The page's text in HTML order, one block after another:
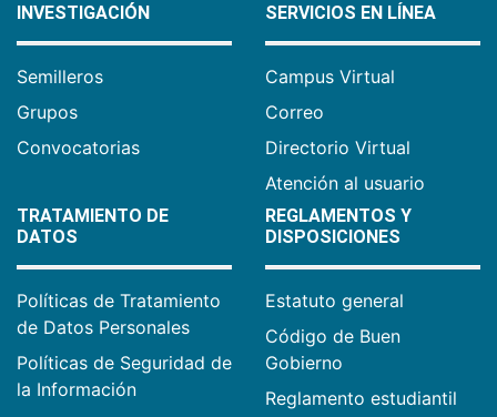
INVESTIGACIÓN
Semilleros
Grupos
Convocatorias
SERVICIOS EN LÍNEA
Campus Virtual
Correo
Directorio Virtual
Atención al usuario
TRATAMIENTO DE
DATOS
Políticas de Tratamiento
de Datos Personales
Políticas de Seguridad de
la Información
REGLAMENTOS Y
DISPOSICIONES
Estatuto general
Código de Buen
Gobierno
Reglamento estudiantil